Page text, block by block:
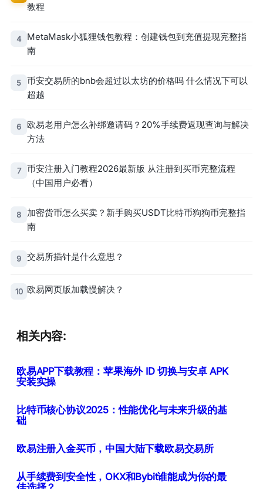
教程
4
MetaMask小狐狸钱包教程：创建钱包到充值提现完整指
南
5
币安交易所的bnb会超过以太坊的价格吗 什么情况下可以
超越
6
欧易老用户怎么补绑邀请码？20%手续费返现查询与解决
方法
7
币安注册入门教程2026最新版 从注册到买币完整流程
（中国用户必看）
8
加密货币怎么买卖？新手购买USDT比特币狗狗币完整指
南
9 交易所插针是什么意思？
10 欧易网页版加载慢解决？
相关内容:
欧易APP下载教程：苹果海外 ID 切换与安卓 APK
安装实操
比特币核心协议2025：性能优化与未来升级的基
础
欧易注册入金买币，中国大陆下载欧易交易所
从手续费到安全性，OKX和Bybit谁能成为你的最